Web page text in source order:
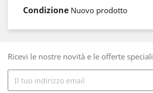
Condizione Nuovo prodotto
Ricevi le nostre novità e le offerte speciali